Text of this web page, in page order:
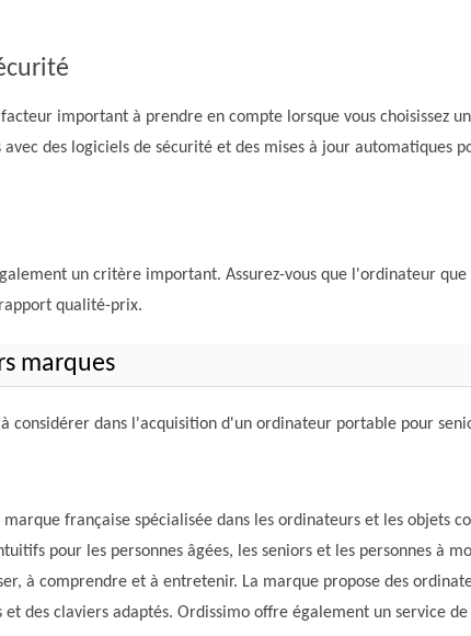
important à prendre en compte lorsque vous choisissez
des logiciels de sécurité et des mises à jour automatiques
un critère important. Assurez-vous que l'ordinateur
qualité-prix.
marques
considérer dans l'acquisition d'un ordinateur portable pour
française spécialisée dans les ordinateurs et les objets
pour les personnes âgées, les seniors et les personnes à
à comprendre et à entretenir. La marque propose des
et des claviers adaptés. Ordissimo offre également un service